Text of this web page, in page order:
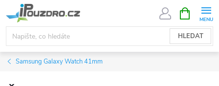
na
obsah
HLEDAT
NÁKUPNÍ
KOŠÍK
Samsung Galaxy Watch 41mm